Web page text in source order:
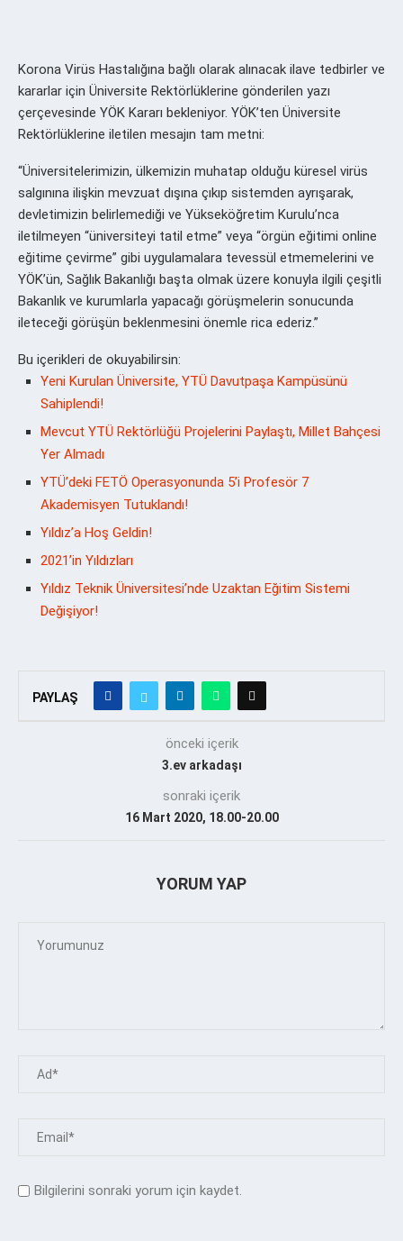
Korona Virüs Hastalığına bağlı olarak alınacak ilave tedbirler ve
kararlar için Üniversite Rektörlüklerine gönderilen yazı
çerçevesinde YÖK Kararı bekleniyor. YÖK’ten Üniversite
Rektörlüklerine iletilen mesajın tam metni:
“Üniversitelerimizin, ülkemizin muhatap olduğu küresel virüs
salgınına ilişkin mevzuat dışına çıkıp sistemden ayrışarak,
devletimizin belirlemediği ve Yükseköğretim Kurulu’nca
iletilmeyen “üniversiteyi tatil etme” veya “örgün eğitimi online
eğitime çevirme” gibi uygulamalara tevessül etmemelerini ve
YÖK’ün, Sağlık Bakanlığı başta olmak üzere konuyla ilgili çeşitli
Bakanlık ve kurumlarla yapacağı görüşmelerin sonucunda
ileteceği görüşün beklenmesini önemle rica ederiz.”
Bu içerikleri de okuyabilirsin:
Yeni Kurulan Üniversite, YTÜ Davutpaşa Kampüsünü
Sahiplendi!
Mevcut YTÜ Rektörlüğü Projelerini Paylaştı, Millet Bahçesi
Yer Almadı
YTÜ’deki FETÖ Operasyonunda 5’i Profesör 7
Akademisyen Tutuklandı!
Yıldız’a Hoş Geldin!
2021’in Yıldızları
Yıldız Teknik Üniversitesi’nde Uzaktan Eğitim Sistemi
Değişiyor!
PAYLAŞ
önceki içerik
3.ev arkadaşı
sonraki içerik
16 Mart 2020, 18.00-20.00
YORUM YAP
Bilgilerini sonraki yorum için kaydet.